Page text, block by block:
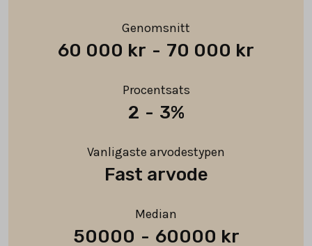
Genomsnitt
60 000 kr - 70 000 kr
Procentsats
2 - 3%
Vanligaste arvodestypen
Fast arvode
Median
50000 - 60000 kr